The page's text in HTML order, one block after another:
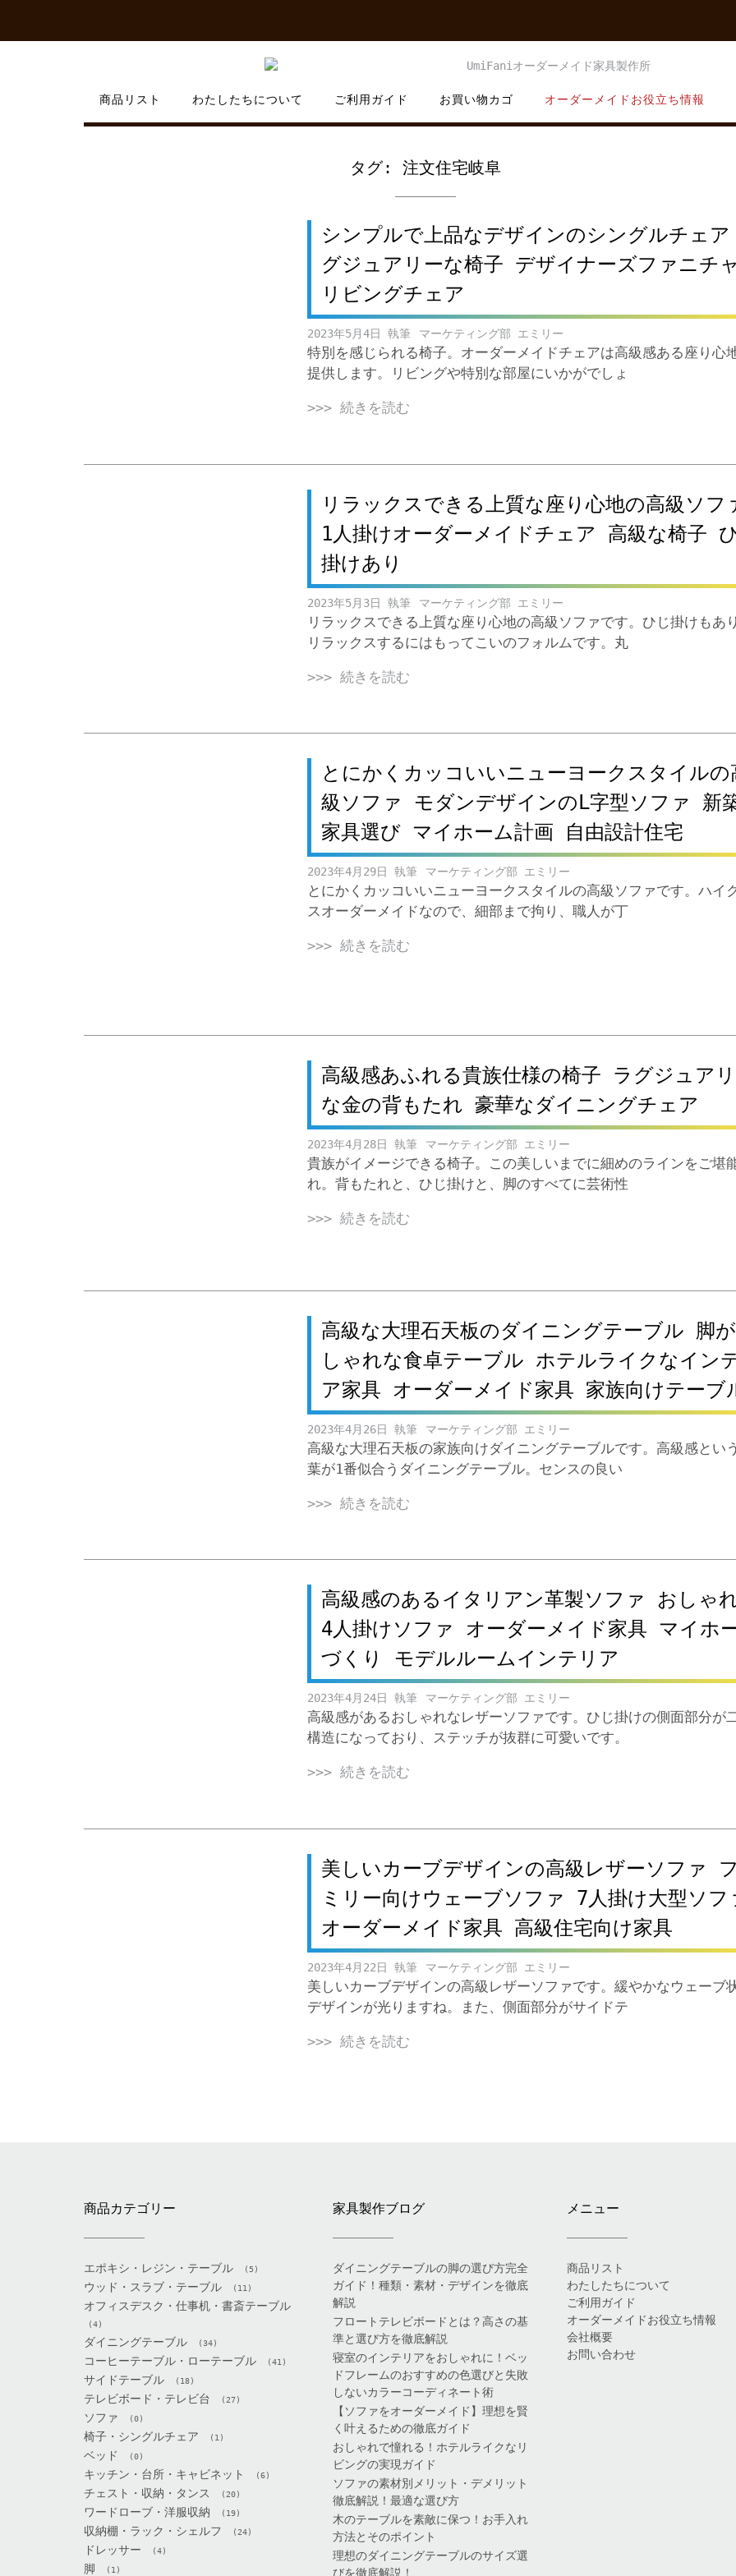
content
商品リスト わたしたちについて ご利用ガイド お買い物カゴ オーダーメイドお役立ち情報
タグ:注文住宅岐阜
シンプルで上品なデザインのシングルチェ
グジュアリーな椅子 デザイナーズファニチ
リビングチェア
2023年5月4日 マーケティング部 エミリー
特別を感じられる椅子。オーダーメイドチェアは高級感ある座り心
提供します。リビングや特別な部屋にいかがでしょ
>>> 続きを読む
リラックスできる上質な座り心地の高級ソフ
1人掛けオーダーメイドチェア 高級な椅子
掛けあり
2023年5月3日 マーケティング部 エミリー
リラックスできる上質な座り心地の高級ソファです。ひじ掛けもあり
リラックスするにはもってこいのフォルムです。丸
>>> 続きを読む
とにかくカッコいいニューヨークスタイルの
級ソファ モダンデザインのL字型ソファ 新
家具選び マイホーム計画 自由設計住宅
2023年4月29日 マーケティング部 エミリー
とにかくカッコいいニューヨークスタイルの高級ソファです。ハイ
スオーダーメイドなので、細部まで拘り、職人が丁
>>> 続きを読む
高級感あふれる貴族仕様の椅子 ラグジュア
な金の背もたれ 豪華なダイニングチェア
2023年4月28日 マーケティング部 エミリー
貴族がイメージできる椅子。この美しいまでに細めのラインをご堪
れ。背もたれと、ひじ掛けと、脚のすべてに芸術性
>>> 続きを読む
高級な大理石天板のダイニングテーブル 脚
しゃれな食卓テーブル ホテルライクなイン
ア家具 オーダーメイド家具 家族向けテーブ
2023年4月26日 マーケティング部 エミリー
高級な大理石天板の家族向けダイニングテーブルです。高級感とい
葉が1番似合うダイニングテーブル。センスの良い
>>> 続きを読む
高級感のあるイタリアン革製ソファ おしゃ
4人掛けソファ オーダーメイド家具 マイホ
づくり モデルルームインテリア
2023年4月24日 マーケティング部 エミリー
高級感があるおしゃれなレザーソファです。ひじ掛けの側面部分が
構造になっており、ステッチが抜群に可愛いです。
>>> 続きを読む
美しいカーブデザインの高級レザーソファ
ミリー向けウェーブソファ 7人掛け大型ソフ
オーダーメイド家具 高級住宅向け家具
2023年4月22日 マーケティング部 エミリー
美しいカーブデザインの高級レザーソファです。緩やかなウェーブ
デザインが光りますね。また、側面部分がサイドテ
>>> 続きを読む
商品カテゴリー
エポキシ・レジン・テーブル (5)
ウッド・スラブ・テーブル (11)
オフィスデスク・仕事机・書斎テーブル
(4)
ダイニングテーブル (34)
コーヒーテーブル・ローテーブル (41)
サイドテーブル (18)
テレビボード・テレビ台 (27)
ソファ (0)
椅子・シングルチェア (1)
ベッド (0)
キッチン・台所・キャビネット (6)
チェスト・収納・タンス (20)
ワードローブ・洋服収納 (19)
収納棚・ラック・シェルフ (24)
ドレッサー (4)
脚 (1)
家具製作ブログ
ダイニングテーブルの脚の選び方完全
ガイド！種類・素材・デザインを徹底
解説
フロートテレビボードとは？高さの基
準と選び方を徹底解説
寝室のインテリアをおしゃれに！ベッ
ドフレームのおすすめの色選びと失敗
しないカラーコーディネート術
【ソファをオーダーメイド】理想を賢
く叶えるための徹底ガイド
おしゃれで憧れる！ホテルライクなリ
ビングの実現ガイド
ソファの素材別メリット・デメリット
徹底解説！最適な選び方
木のテーブルを素敵に保つ！お手入れ
方法とそのポイント
理想のダイニングテーブルのサイズ選
びを徹底解説！
メニュー
商品リスト
わたしたちについて
ご利用ガイド
オーダーメイドお役立ち情報
会社概要
お問い合わせ